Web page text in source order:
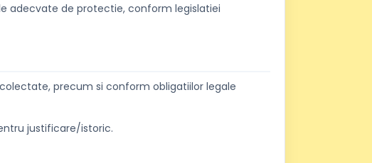
adecvate de protectie, conform legislatiei
precum si conform obligatiilor legale
justificare/istoric.